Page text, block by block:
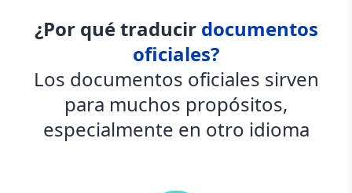
¿Por qué traducir documentos
oficiales?
Los documentos oficiales sirven
para muchos propósitos,
especialmente en otro idioma